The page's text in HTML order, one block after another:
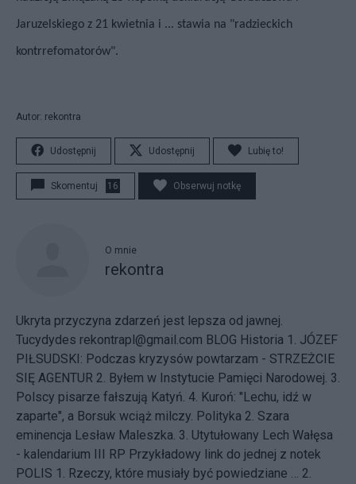
Jaruzelskiego z 21 kwietnia i ... stawia na "radzieckich
kontrrefomatorów".
Autor: rekontra
Udostępnij Udostępnij Lubię to!
Skomentuj 16 Obserwuj notkę
O mnie
rekontra
Ukryta przyczyna zdarzeń jest lepsza od jawnej.
Tucydydes rekontrapl@gmail.com BLOG Historia 1. JÓZEF
PIŁSUDSKI: Podczas kryzysów powtarzam - STRZEŻCIE
SIĘ AGENTUR 2. Byłem w Instytucie Pamięci Narodowej. 3.
Polscy pisarze fałszują Katyń. 4. Kuroń: "Lechu, idź w
zaparte", a Borsuk wciąż milczy. Polityka 2. Szara
eminencja Lesław Maleszka. 3. Utytułowany Lech Wałęsa
- kalendarium III RP Przykładowy link do jednej z notek
POLIS 1. Rzeczy, które musiały być powiedziane … 2.